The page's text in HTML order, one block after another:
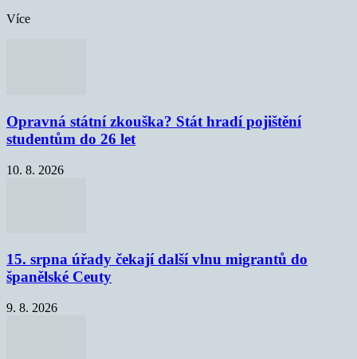
Více
Opravná státní zkouška? Stát hradí pojištění
studentům do 26 let
10. 8. 2026
15. srpna úřady čekají další vlnu migrantů do
španělské Ceuty
9. 8. 2026